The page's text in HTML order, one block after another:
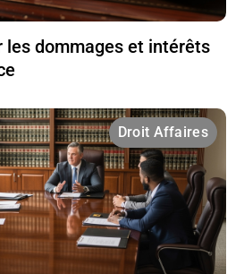
les dommages et intérêts
Droit Affaires